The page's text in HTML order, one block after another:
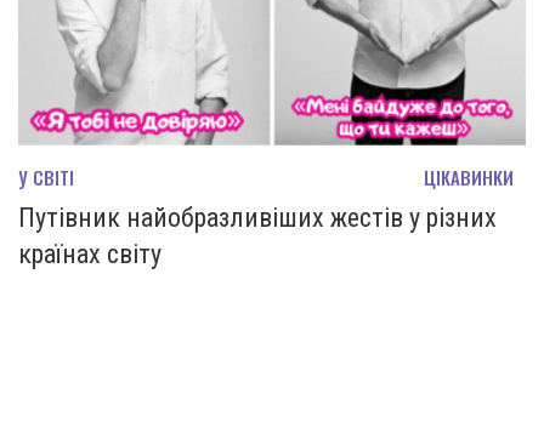
У СВІТІ ЦІКАВИНКИ
Путівник найобразливіших жестів у різних
країнах світу